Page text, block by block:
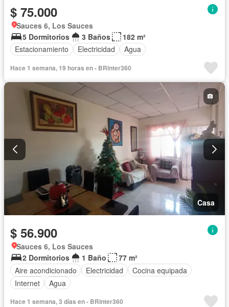
$ 75.000
Sauces 6, Los Sauces
5 Dormitorios
3 Baños
182 m²
Estacionamiento
Electricidad Agua
Hace 1 semana, 19 horas en - BRinter360
Casa
$ 56.900
Sauces 6, Los Sauces
2 Dormitorios
1 Baño
77 m²
Aire acondicionado
Electricidad
Cocina equipada
Internet
Agua
Hace 1 semana, 3 días en - BRinter360